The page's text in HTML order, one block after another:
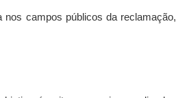
nos campos públicos da reclamação,